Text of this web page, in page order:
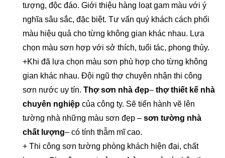
tượng, độc đáo. Giới thiệu hàng loạt gam màu với ý
nghĩa sâu sắc, đặc biệt. Tư vấn quý khách cách phối
màu hiệu quả cho từng không gian khác nhau. Lựa
chọn màu sơn hợp với sở thích, tuổi tác, phong thủy.
+Khi đã lựa chọn màu sơn phù hợp cho từng không
gian khác nhau. Đội ngũ thợ chuyên nhận thi công
sơn nước uy tín. Thợ sơn nhà đẹp– thợ thiết kế nhà
chuyên nghiệp của công ty. Sẽ tiến hành vẽ lên
tường nhà những màu sơn đẹp – sơn tường nhà
chất lượng– có tính thẫm mĩ cao.
+ Thi công sơn tường phòng khách hiện đại, chất